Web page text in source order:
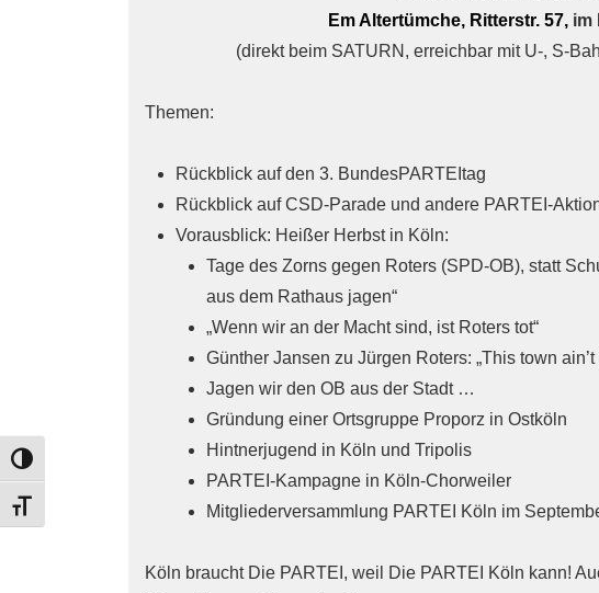
TOGGLE HIGH CONTRAST
TOGGLE FONT SIZE
Em Altertümche, Ritterstr. 57, im
(direkt beim SATURN, erreichbar mit U-, S-
Themen:
Rückblick auf den 3. BundesPARTEItag
Rückblick auf CSD-Parade und andere PARTEI-
Vorausblick: Heißer Herbst in Köln:
Tage des Zorns gegen Roters (SPD-OB), statt
aus dem Rathaus jagen“
„Wenn wir an der Macht sind, ist Roters tot“
Günther Jansen zu Jürgen Roters: „This town
Jagen wir den OB aus der Stadt …
Gründung einer Ortsgruppe Proporz in Ostköln
Hintnerjugend in Köln und Tripolis
PARTEI-Kampagne in Köln-Chorweiler
Mitgliederversammlung PARTEI Köln im
Köln braucht Die PARTEI, weil Die PARTEI Köln kann!